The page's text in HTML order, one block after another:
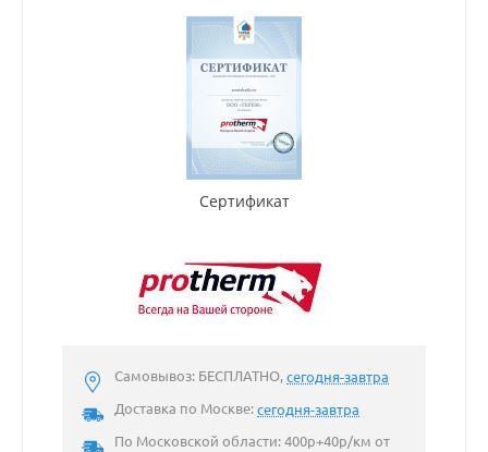
Сертификат
Самовывоз: БЕСПЛАТНО,сегодня-завтра
Доставка по Москве:сегодня-завтра
По Московской области: 400р+40р/км от